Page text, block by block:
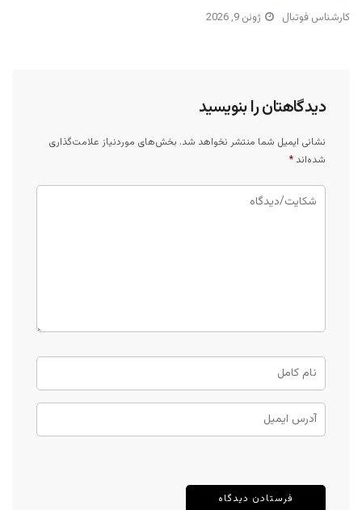
کارشناس فوتبال ژوئن 9, 2026
دیدگاهتان را بنویسید
نشانی ایمیل شما منتشر نخواهد شد. بخش‌های موردنیاز علامت‌گذاری
شده‌اند *